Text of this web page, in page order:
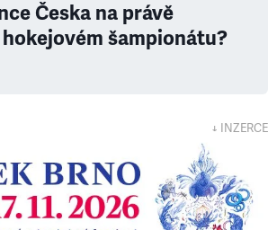
Česka na právě
šampionátu?
↓ INZERCE